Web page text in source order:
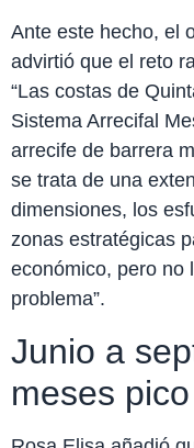
Ante este hecho, el
advirtió que el reto
“Las costas de
Sistema Arrecifal
arrecife de barrera
se trata de una
dimensiones, los
zonas estratégicas
económico, pero no
problema”.
Junio a
meses pico